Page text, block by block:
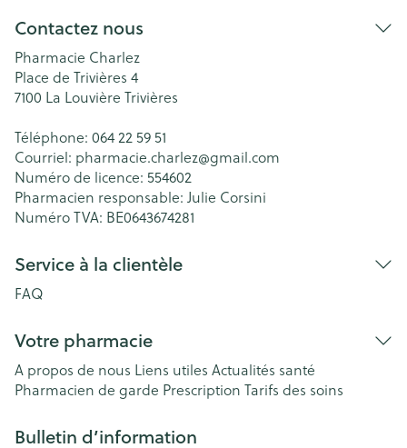
Contactez nous
Pharmacie Charlez
Place de Trivières 4
7100 La Louvière Trivières
Téléphone: 064 22 59 51
Courriel: pharmacie.charlez@gmail.com
Numéro de licence: 554602
Pharmacien responsable: Julie Corsini
Numéro TVA: BE0643674281
Service à la clientèle
FAQ
Votre pharmacie
A propos de nous Liens utiles Actualités santé
Pharmacien de garde Prescription Tarifs des soins
Bulletin d’information